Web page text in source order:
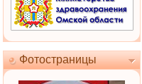
Фотостраницы